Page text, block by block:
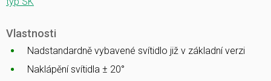
Vlastnosti
Nadstandardně vybavené svítidlo již v základní verzi
Naklápění svítidla ± 20°